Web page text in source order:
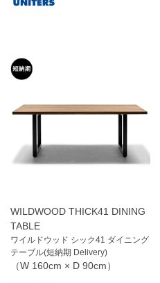
WILDWOOD THICK41 DINING
TABLE
ワイルドウッド シック41 ダイニング
テーブル(短納期 Delivery)
（W 160cm × D 90cm）